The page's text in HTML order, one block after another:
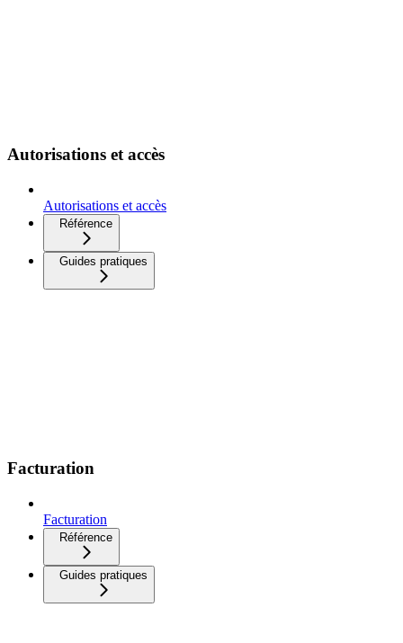
Autorisations et accès
Autorisations et accès
Référence
Guides pratiques
Facturation
Facturation
Référence
Guides pratiques